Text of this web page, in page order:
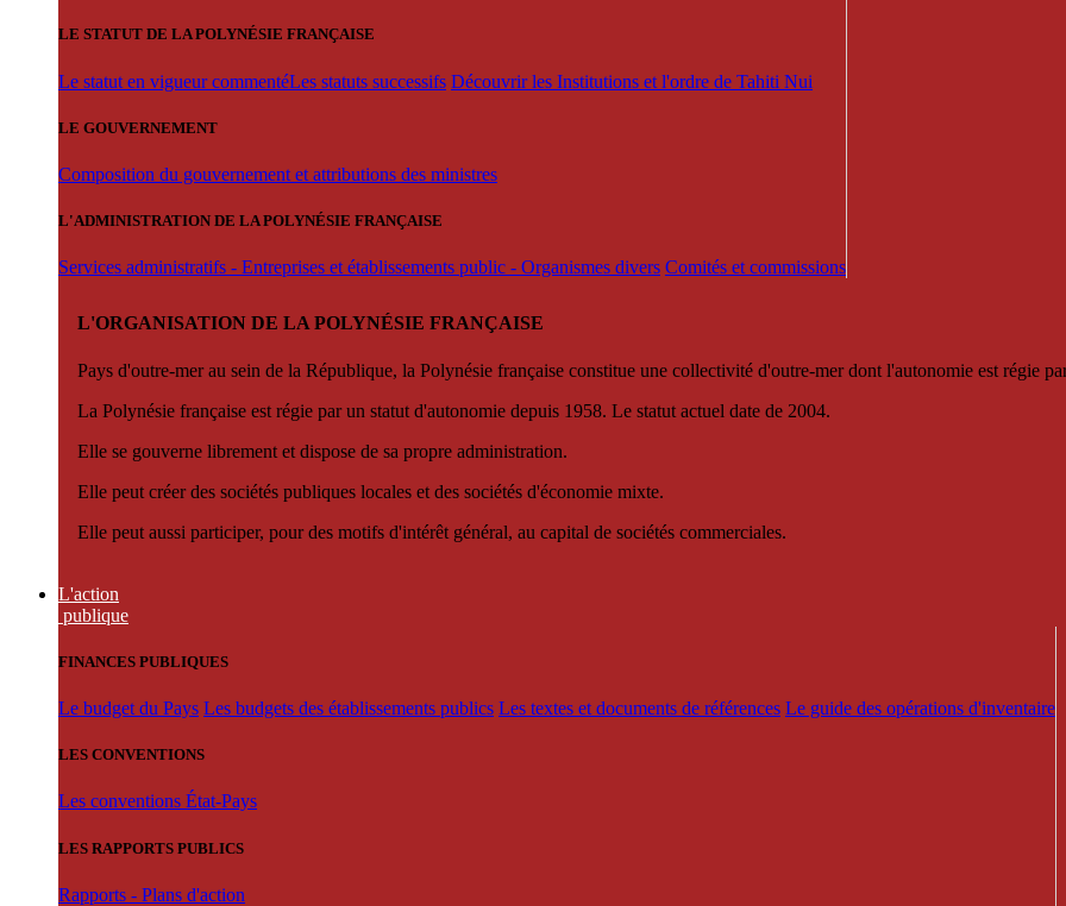
LE STATUT DE LA POLYNÉSIE FRANÇAISE
Le statut en vigueur commentéLes statuts successifs Découvrir les Institutions et l'ordre de Tahiti Nui
LE GOUVERNEMENT
Composition du gouvernement et attributions des ministres
L'ADMINISTRATION DE LA POLYNÉSIE FRANÇAISE
Services administratifs - Entreprises et établissements public - Organismes divers Comités et commissions
L'ORGANISATION DE LA POLYNÉSIE FRANÇAISE
Pays d'outre-mer au sein de la République, la Polynésie française constitue une collectivité d'outre-mer dont l'autonomie est régie
La Polynésie française est régie par un statut d'autonomie depuis 1958. Le statut actuel date de 2004.
Elle se gouverne librement et dispose de sa propre administration.
Elle peut créer des sociétés publiques locales et des sociétés d'économie mixte.
Elle peut aussi participer, pour des motifs d'intérêt général, au capital de sociétés commerciales.
L'action
publique
FINANCES PUBLIQUES
Le budget du Pays Les budgets des établissements publics Les textes et documents de références Le guide des opérations d'inventaire
LES CONVENTIONS
Les conventions État-Pays
LES RAPPORTS PUBLICS
Rapports - Plans d'action